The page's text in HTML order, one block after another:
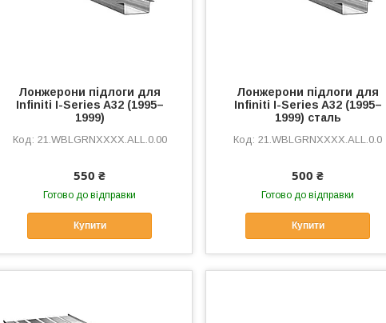
Лонжерони підлоги для
Infiniti I-Series A32 (1995–
1999)
21.WBLGRNXXXX.ALL.0.00
550 ₴
Готово до відправки
Купити
Лонжерони підлоги для
Infiniti I-Series A32 (1995–
1999) сталь
21.WBLGRNXXXX.ALL.0.0
500 ₴
Готово до відправки
Купити